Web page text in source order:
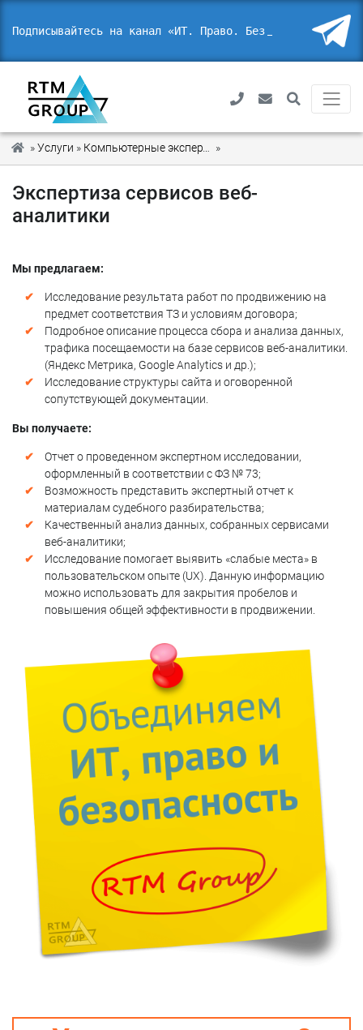
Подписывайтесь на канал «ИТ. Право. Безоп
»Услуги » Компьютерные экспертизы »
Экспертиза сервисов веб-
аналитики
Мы предлагаем:
Исследование результата работ по продвижению на
предмет соответствия ТЗ и условиям договора;
Подробное описание процесса сбора и анализа данных,
трафика посещаемости на базе сервисов веб-аналитики.
(Яндекс Метрика, Google Analytics и др.);
Исследование структуры сайта и оговоренной
сопутствующей документации.
Вы получаете:
Отчет о проведенном экспертном исследовании,
оформленный в соответствии с ФЗ № 73;
Возможность представить экспертный отчет к
материалам судебного разбирательства;
Качественный анализ данных, собранных сервисами
веб-аналитики;
Исследование помогает выявить «слабые места» в
пользовательском опыте (UX). Данную информацию
можно использовать для закрытия пробелов и
повышения общей эффективности в продвижении.